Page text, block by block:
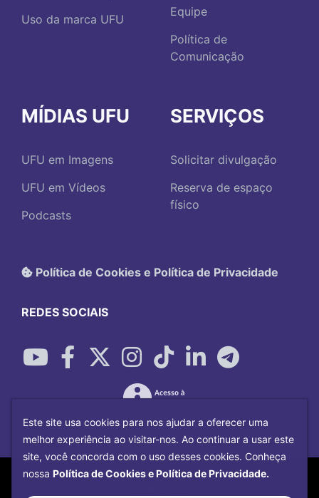
Uso da marca UFU
Equipe
Política de
Comunicação
MÍDIAS UFU
UFU em Imagens
UFU em Vídeos
Podcasts
SERVIÇOS
Solicitar divulgação
Reserva de espaço
físico
Política de Cookies e Política de Privacidade
REDES SOCIAIS
Copyright©2026Universidade Federal
Este site usa cookies para nos ajudar a oferecer uma
melhor experiência ao visitar-nos. Ao continuar a usar este
site, você concorda com o uso desses cookies. Conheça
nossa Política de Cookies e Política de Privacidade.